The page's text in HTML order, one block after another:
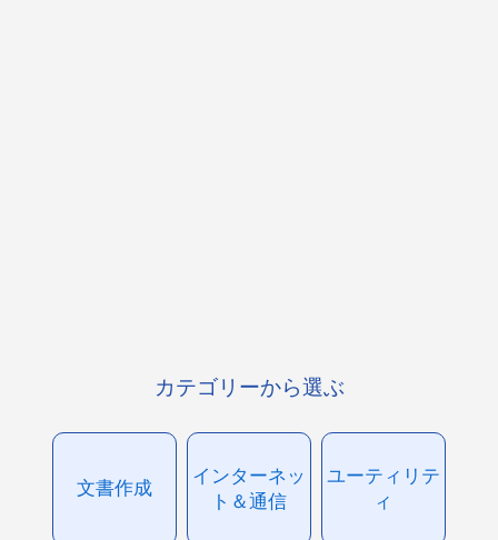
カテゴリーから選ぶ
文書作成
インターネッ
ト＆通信
ユーティリテ
ィ